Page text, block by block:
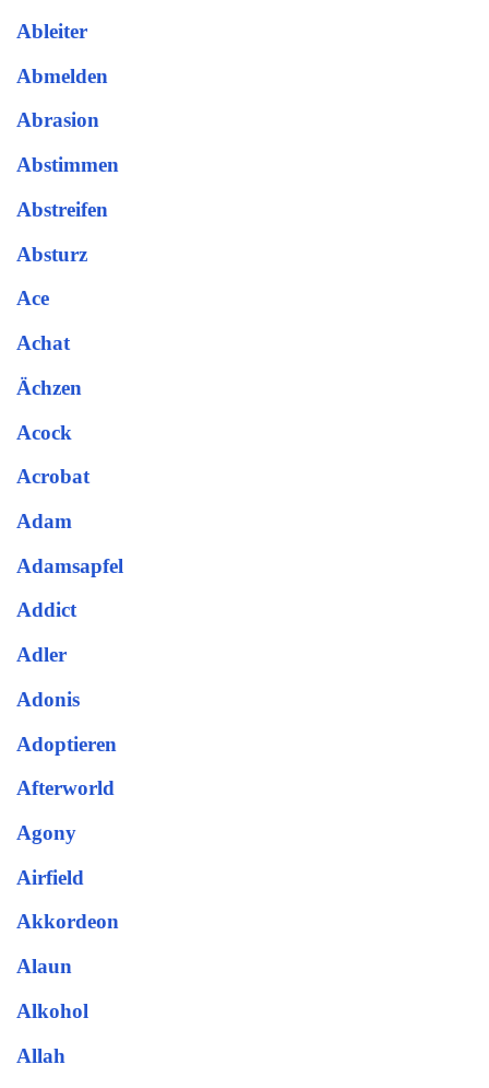
Ableiter
Abmelden
Abrasion
Abstimmen
Abstreifen
Absturz
Ace
Achat
Ächzen
Acock
Acrobat
Adam
Adamsapfel
Addict
Adler
Adonis
Adoptieren
Afterworld
Agony
Airfield
Akkordeon
Alaun
Alkohol
Allah